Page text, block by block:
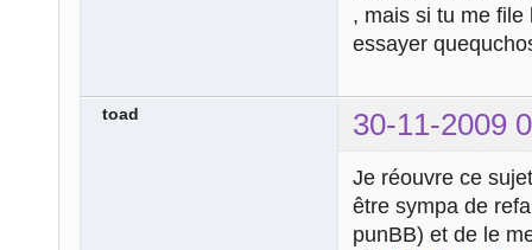
, mais si tu me
essayer
toad 30-11-2009
Je réouvre ce
être sympa de
punBB) et de le